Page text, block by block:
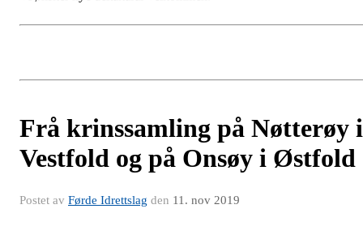
Frå krinssamling på Nøtterøy i
Vestfold og på Onsøy i Østfold
Postet av Førde Idrettslag den 11. nov 2019